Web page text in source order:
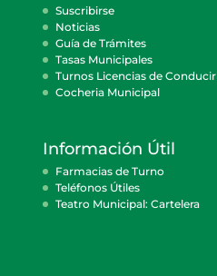
Suscribirse
Noticias
Guía de Trámites
Tasas Municipales
Turnos Licencias de Conducir
Cocheria Municipal
Información Útil
Farmacias de Turno
Teléfonos Útiles
Teatro Municipal: Cartelera